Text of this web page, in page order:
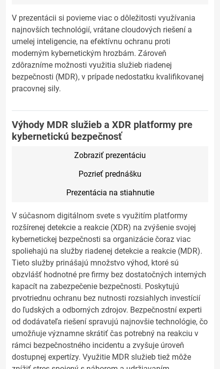
V prezentácii si povieme viac o dôležitosti využívania
najnovších technológií, vrátane cloudových riešení a
umelej inteligencie, na efektívnu ochranu proti
moderným kybernetickým hrozbám. Zároveň
zdôrazníme možnosti využitia služieb riadenej
bezpečnosti (MDR), v prípade nedostatku kvalifikovanej
pracovnej sily.
Výhody MDR služieb a XDR platformy pre
kybernetickú bezpečnosť
Zobraziť prezentáciu
Pozrieť prednášku
Prezentácia na stiahnutie
V súčasnom digitálnom svete s využitím platformy
rozšírenej detekcie a reakcie (XDR) na zvýšenie svojej
kybernetickej bezpečnosti sa organizácie čoraz viac
spoliehajú na služby riadenej detekcie a reakcie (MDR).
Tieto služby prinášajú množstvo výhod, ktoré sú
obzvlášť hodnotné pre firmy bez dostatočných interných
kapacít na zabezpečenie bezpečnosti. Poskytujú
prvotriednu ochranu bez nutnosti rozsiahlych investícií
do ľudských a odborných zdrojov. Bezpečnostní experti
od dodávateľa riešení spravujú najnovšie technológie, čo
umožňuje významne skrátiť čas potrebný na reakciu v
rámci bezpečnostného incidentu a zvyšuje úroveň
dostupnej expertízy. Využitie MDR služieb tiež môže